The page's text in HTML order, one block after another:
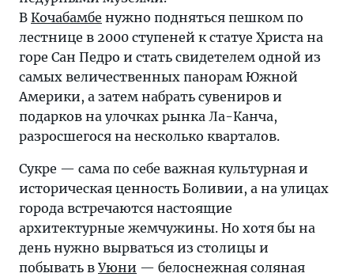
В Кочабамбе нужно подняться пешком по
лестнице в 2000 ступеней к статуе Христа на
горе Сан Педро и стать свидетелем одной из
самых величественных панорам Южной
Америки, а затем набрать сувениров и
подарков на улочках рынка Ла-Канча,
разросшегося на несколько кварталов.
Сукре — сама по себе важная культурная и
историческая ценность Боливии, а на улицах
города встречаются настоящие
архитектурные жемчужины. Но хотя бы на
день нужно вырваться из столицы и
побывать в Уюни — белоснежная соляная